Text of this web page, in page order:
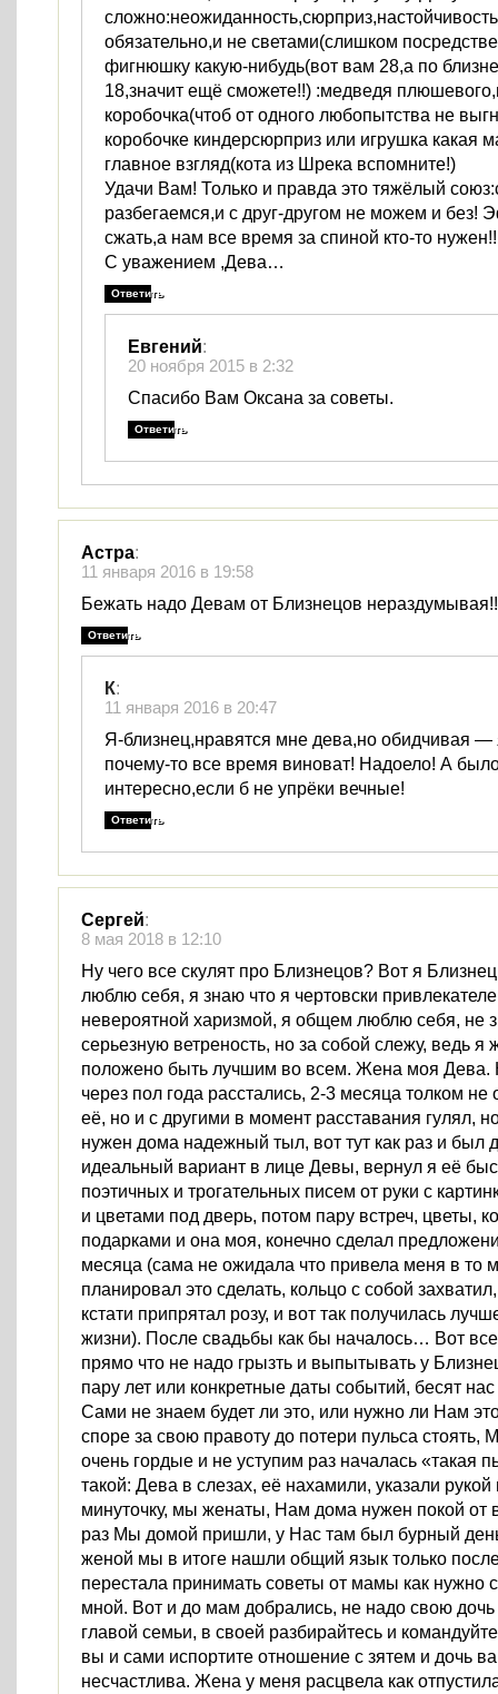
обязательно,и не светами(слишком
фигнюшку какую-нибудь(вот вам 28,а по
18,значит ещё сможете!!) :медведя
коробочка(чтоб от одного любопытства не
коробочке киндерсюрприз или игрушка какая
главное взгляд(кота из Шрека вспомните!)
Удачи Вам! Только и правда это тяжёлый
разбегаемся,и с друг-другом не можем и без!
сжать,а нам все время за спиной кто-то
С уважением ,Дева…
Ответить
Евгений:
20 ноября 2015 в 2:32
Спасибо Вам Оксана за советы.
Ответить
Астра:
11 января 2016 в 19:58
Бежать надо Девам от Близнецов
Ответить
К:
11 января 2016 в 20:47
Я-близнец,нравятся мне дева,но обидчивая —
почему-то все время виноват! Надоело! А
интересно,если б не упрёки вечные!
Ответить
Сергей:
8 мая 2018 в 12:10
Ну чего все скулят про Близнецов? Вот я
люблю себя, я знаю что я чертовски
невероятной харизмой, я общем люблю себя, не
серьезную ветреность, но за собой слежу, ведь
положено быть лучшим во всем. Жена моя Дева.
через пол года расстались, 2-3 месяца толком
её, но и с другими в момент расставания гулял,
нужен дома надежный тыл, вот тут как раз и был
идеальный вариант в лице Девы, вернул я её
поэтичных и трогательных писем от руки с
и цветами под дверь, потом пару встреч, цветы,
подарками и она моя, конечно сделал
месяца (сама не ожидала что привела меня в то
планировал это сделать, кольцо с собой
кстати припрятал розу, и вот так получилась
жизни). После свадьбы как бы началось… Вот
прямо что не надо грызть и выпытывать у
пару лет или конкретные даты событий, бесят
Сами не знаем будет ли это, или нужно ли Нам
споре за свою правоту до потери пульса стоять,
очень гордые и не уступим раз началась «такая
такой: Дева в слезах, её нахамили, указали
минуточку, мы женаты, Нам дома нужен покой от
раз Мы домой пришли, у Нас там был бурный
женой мы в итоге нашли общий язык только после
перестала принимать советы от мамы как нужно
мной. Вот и до мам добрались, не надо свою дочь
главой семьи, в своей разбирайтесь и
вы и сами испортите отношение с зятем и дочь
несчастлива. Жена у меня расцвела как